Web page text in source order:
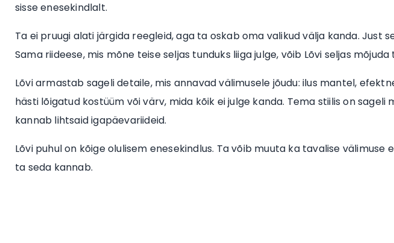
sisse enesekindlalt.
Ta ei pruugi alati järgida reegleid, aga ta oskab oma valikud välja kanda. Just
Sama riideese, mis mõne teise seljas tunduks liiga julge, võib Lõvi seljas
Lõvi armastab sageli detaile, mis annavad välimusele jõudu: ilus mantel,
hästi lõigatud kostüüm või värv, mida kõik ei julge kanda. Tema stiilis on sageli
kannab lihtsaid igapäevariideid.
Lõvi puhul on kõige olulisem enesekindlus. Ta võib muuta ka tavalise välimuse
ta seda kannab.